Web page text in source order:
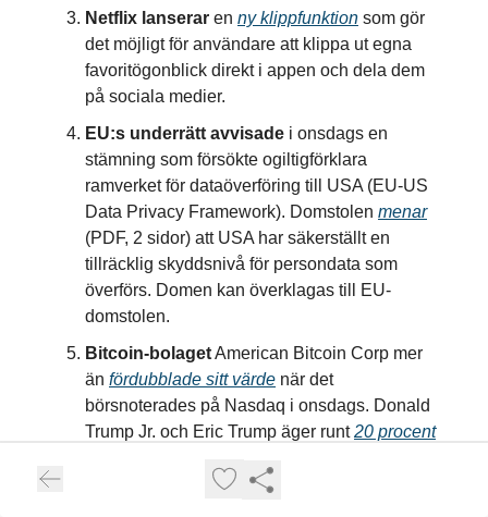
Netflix lanserar en ny klippfunktion som gör
det möjligt för användare att klippa ut egna
favoritögonblick direkt i appen och dela dem
på sociala medier.
EU:s underrätt avvisade i onsdags en
stämning som försökte ogiltigförklara
ramverket för dataöverföring till USA (EU-US
Data Privacy Framework). Domstolen menar
(PDF, 2 sidor) att USA har säkerställt en
tillräcklig skyddsnivå för persondata som
överförs. Domen kan överklagas till EU-
domstolen.
Bitcoin-bolagetAmerican Bitcoin Corp mer
än fördubblade sitt värde när det
börsnoterades på Nasdaq i onsdags. Donald
Trump Jr. och Eric Trump äger runt20 procent